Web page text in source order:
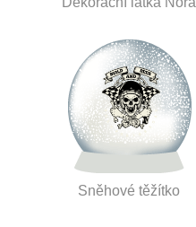
Sněhové těžítko